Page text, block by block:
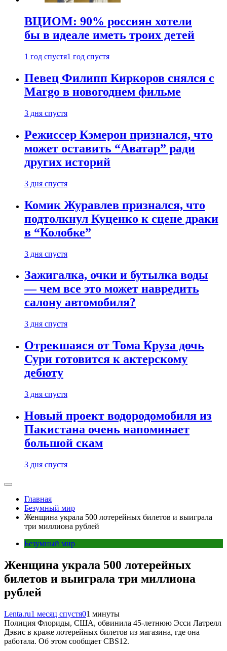
ВЦИОМ: 90% россиян хотели
бы в идеале иметь троих детей
1 год спустя1 год спустя
Певец Филипп Киркоров снялся с
Margo в новогоднем фильме
3 дня спустя
Режиссер Кэмерон признался, что
может оставить “Аватар” ради
других историй
3 дня спустя
Комик Журавлев признался, что
подтолкнул Куценко к сцене драки
в “Колобке”
3 дня спустя
Зажигалка, очки и бутылка воды
— чем все это может навредить
салону автомобиля?
3 дня спустя
Отрекшаяся от Тома Круза дочь
Сури готовится к актерскому
дебюту
3 дня спустя
Новый проект водородомобиля из
Пакистана очень напоминает
большой скам
3 дня спустя
Главная
Безумный мир
Женщина украла 500 лотерейных билетов и выиграла
три миллиона рублей
Безумный мир
Женщина украла 500 лотерейных
билетов и выиграла три миллиона
рублей
Lenta.ru1 месяц спустя01 минуты
Полиция Флориды, США, обвинила 45-летнюю Эсси Латрелл
Дэвис в краже лотерейных билетов из магазина, где она
работала. Об этом сообщает CBS12.